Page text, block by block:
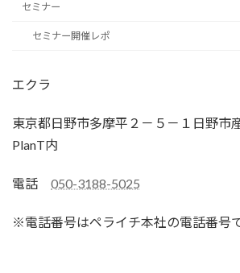
セミナー
セミナー開催レポ
エクラ
東京都日野市多摩平２－５－１日野市
PlanT内
電話 050-3188-5025
※電話番号はペライチ本社の電話番号